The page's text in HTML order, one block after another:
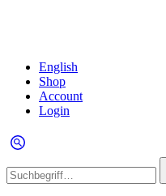
English
Shop
Account
Login